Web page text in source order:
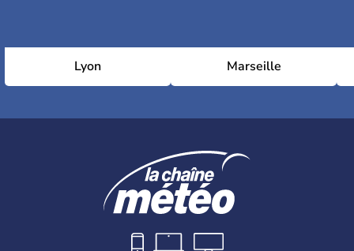
Lyon Marseille